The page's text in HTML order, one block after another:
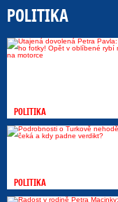
POLITIKA
POLITIKA
POLITIKA